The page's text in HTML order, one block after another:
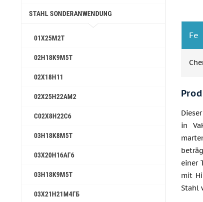
STAHL SONDERANWENDUNG
01Х25М2Т
02Н18К9М5Т
02Х18Н11
02Х25Н22АМ2
С02Х8Н22С6
03Н18К8М5Т
03Х20Н16АГ6
03Н18К9М5Т
03Х21Н21М4ГБ
Fe
in
einer
mit
Stahl